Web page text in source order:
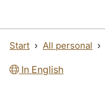
Start All personal
In English